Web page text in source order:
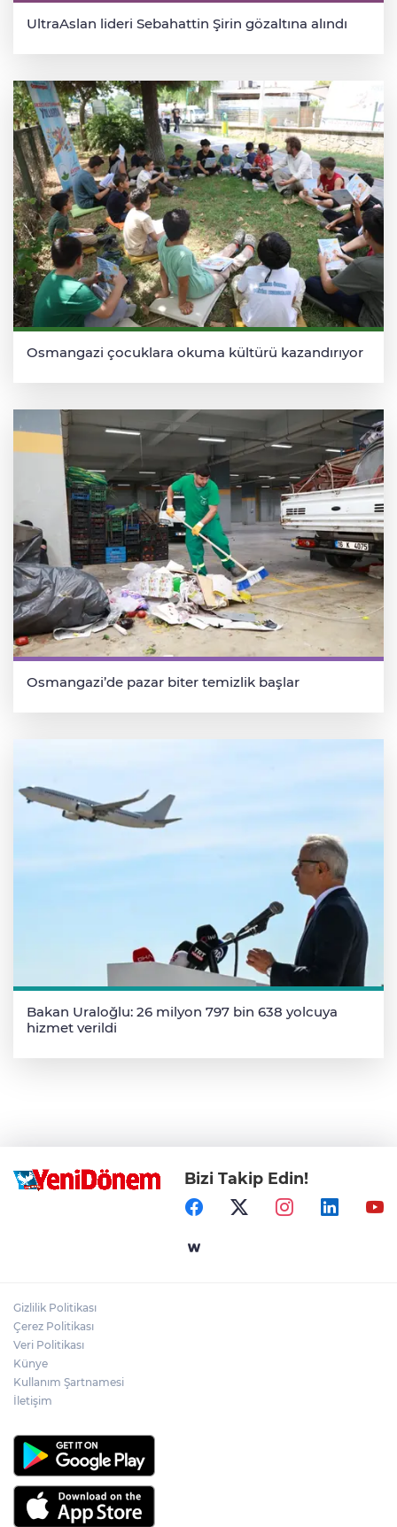
UltraAslan lideri Sebahattin Şirin gözaltına alındı
Osmangazi çocuklara okuma kültürü kazandırıyor
Osmangazi’de pazar biter temizlik başlar
Bakan Uraloğlu: 26 milyon 797 bin 638 yolcuya
hizmet verildi
Bizi Takip Edin!
Gizlilik Politikası
Çerez Politikası
Veri Politikası
Künye
Kullanım Şartnamesi
İletişim